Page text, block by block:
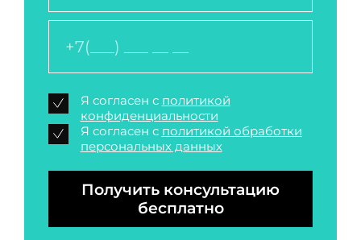
Получить консультацию
бесплатно
Я согласен с политикой
конфиденциальности
Я согласен с политикой обработки
персональных данных